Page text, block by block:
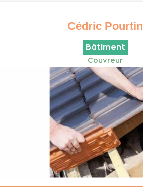
Cédric Pourtin
Bâtiment
Couvreur